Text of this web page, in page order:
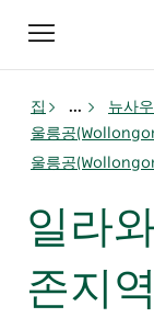
Toggle
navigation
집 ... 뉴사
울릉공
울릉공
일라
존지역